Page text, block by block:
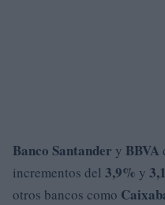
Banco Santander y BBVA
incrementos del 3,9% y
otros bancos como